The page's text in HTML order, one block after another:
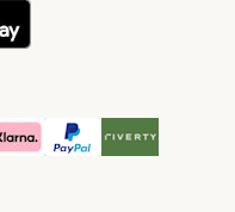
Method
Payment Method
Payment Method
PayPal Payment Method
Riverty Payment